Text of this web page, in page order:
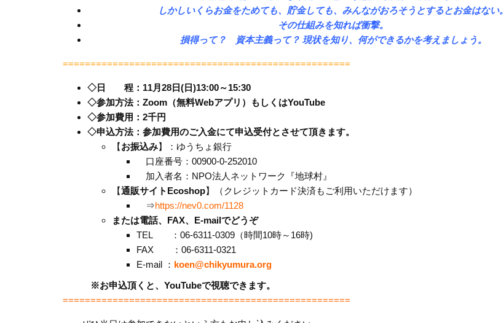
しかしいくらお金をためても、貯金しても、みんながおろそうとするとお金はない。
その仕組みを知れば衝撃。
損得って？ 資本主義って？ 現状を知り、何ができるかを考えましょう。
====================================================
◇日 程：11月28日(日)13:00～15:30
◇参加方法：Zoom（無料Webアプリ）もしくはYouTube
◇参加費用：2千円
◇申込方法：参加費用のご入金にて申込受付とさせて頂きます。
【 お振込み】：ゆうちょ銀行
口座番号：00900-0-252010
加入者名：NPO法人ネットワーク『地球村』
【通販サイトEcoshop】（ クレジットカード決済もご利用いただけます）
⇒https://nev0.com/1128
または電話、FAX、E-mailでどうぞ
TEL ：06-6311-0309（時間10時～16時)
FAX ：06-6311-0321
E-mail ： koen@chikyumura.org
※お申込頂くと、YouTubeで視聴できます。
====================================================